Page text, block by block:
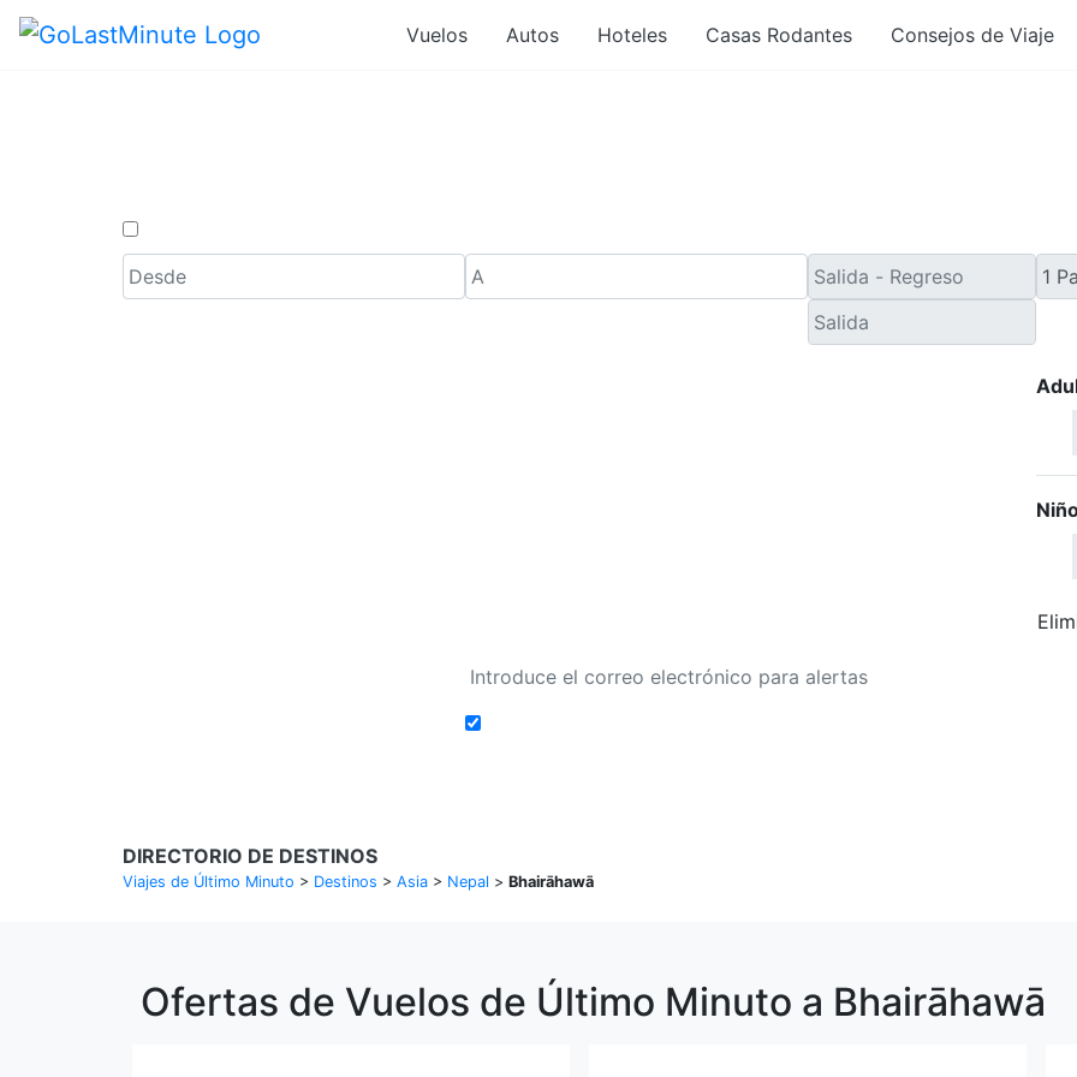
Vuelos Autos Hoteles Casas Rodantes Consejos de Viaje
DIRECTORIO DE DESTINOS
Viajes de Último Minuto > Destinos > Asia > Nepal > Bhairāhawā
Ofertas de Vuelos de Último Minuto a Bhairāhawā